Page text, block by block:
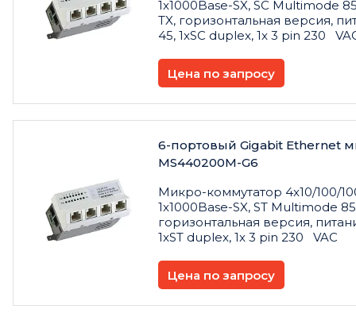
1x1000Base-SX, SC Multimode
TX, горизонтальная версия,
45, 1xSC duplex, 1x 3 pin 230
Цена по запросу
6-портовый Gigabit Ethernet
MS440200M-G6
Микро-коммутатор 4x10/100/
1x1000Base-SX, ST Multimode
горизонтальная версия,
1xST duplex, 1x 3 pin 230 VAC
Цена по запросу